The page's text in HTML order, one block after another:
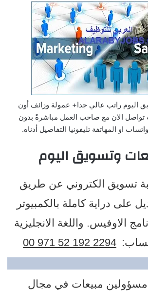
اليوم راتب عالي جدا+ عمولة وزائف أون
تواصل الان مع صاحب العمل مباشرةً بدون
او المهاتفة تليفونيا التفاصيل أدناه.
وتسويق اليوم
تسويق الكتروني عن طريق
على دراية كاملة بالكمبيوتر
الاوفيس. واللغة الانجليزية
00 971 52 192 2294
مبيعات في مجال